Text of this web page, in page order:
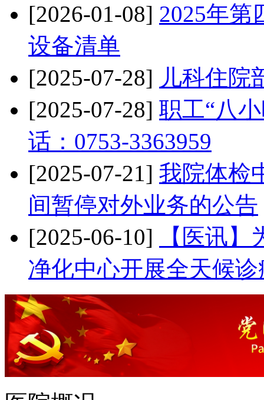
[2026-01-08] 2025年第
设备清单
[2025-07-28] 儿科住院
[2025-07-28] 职工“八
话：0753-3363959
[2025-07-21] 我院体检
间暂停对外业务的公告
[2025-06-10]
【医讯
净化中心开展全天候